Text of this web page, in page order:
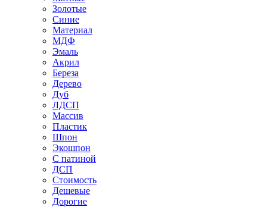
Золотые
Синие
Материал
МДФ
Эмаль
Акрил
Береза
Дерево
Дуб
ЛДСП
Массив
Пластик
Шпон
Экошпон
С патиной
ДСП
Стоимость
Дешевые
Дорогие